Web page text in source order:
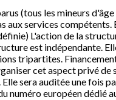
(tous les mineurs
aux services
L'action de la
est indépendante.
tripartites.
cet aspect privé
sera auditée une fois
numéro européen dédié